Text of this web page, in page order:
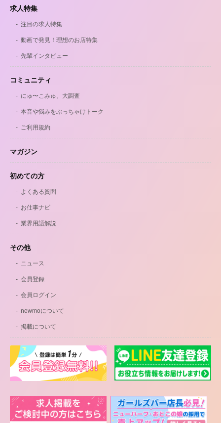
求人特集
注目の求人特集
動画で発見！理想のお店特集
先輩インタビュー
コミュニティ
にゅ〜こみゅ。大調査
本音や悩みをぶっちゃけトーク
ご利用規約
マガジン
初めての方
よくある質問
お仕事ナビ
業界用語解説
その他
ニュース
会員登録
会員ログイン
newmoについて
掲載について